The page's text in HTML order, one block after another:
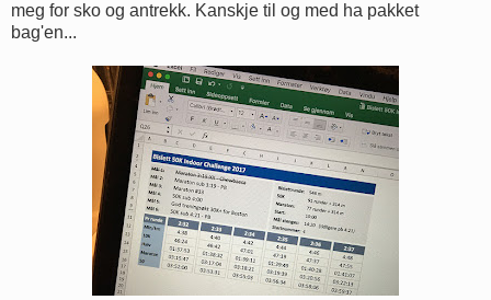
meg for sko og antrekk. Kanskje til og med ha pakket
bag'en...